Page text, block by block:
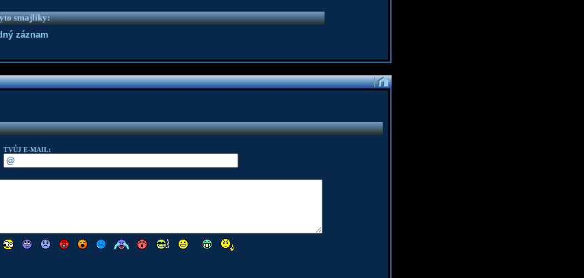
smajlíky:
záznam
TVŮJ E-MAIL: